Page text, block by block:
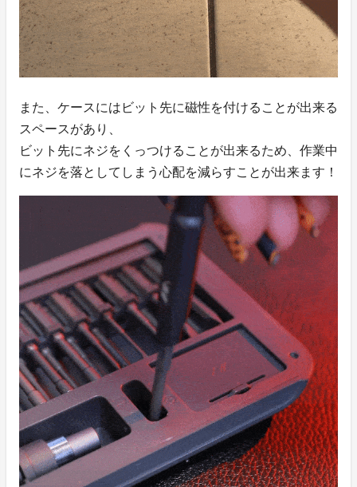
また、ケースにはビット先に磁性を付けることが出来る
スペースがあり、
ビット先にネジをくっつけることが出来るため、作業中
にネジを落としてしまう心配を減らすことが出来ます！